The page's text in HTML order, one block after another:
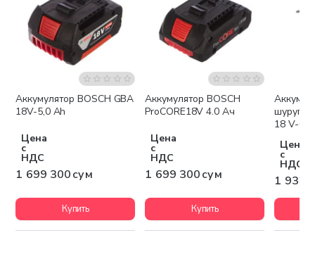
Бесплатная доставка
Аккумулятор BOSCH GBA
18V-5,0 Ah
Цена
с
НДС
1 699 300 сум
Купить
Бесплатная доставка
Аккумулятор BOSCH
ProCORE18V 4.0 Ач
Цена
с
НДС
1 699 300 сум
Купить
18 V-
Цена
с
НДС
1 932